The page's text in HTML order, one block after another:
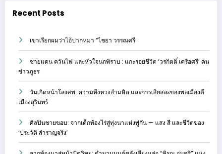
Recent Posts
เขาเรียกผมว่าไอ้ปากหมา “ไชยา วรรณศรี
ชายแดน ควันไฟ และหัวใจนกพิราบ : แกะรอยชีวิต ‘วรกิตติ์ เครือศรี’ คน
ข่าวภูธร
วันเกิดหน้าโลงศพ: ความหึงหวงอำมหิต และการเสียสละของพลเมืองดี
เมืองสุรินทร์
ศิลปินชายขอบ: จากเด็กท้องไร่สู่ทุ่งนาแห่งพู่กัน — แสง สี และชีวิตของ
‘ประวัติ สำราญจริง’